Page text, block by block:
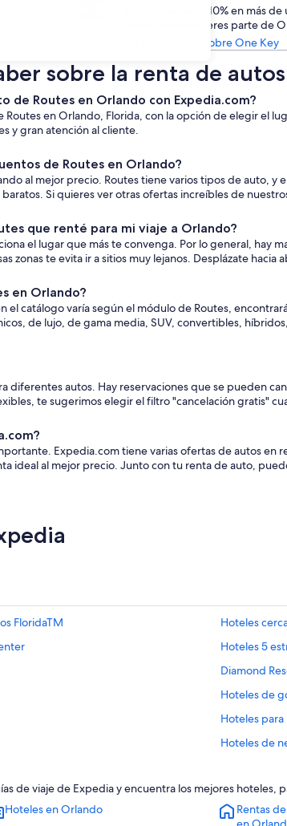
Ahorra desde un 10% en más
rentas de auto si eres parte de
Ver información sobre One Key
sobre la renta de
de Routes en Orlando con Expedia.com?
en Orlando, Florida, con la opción de elegir el
y gran atención al cliente.
de Routes en Orlando?
al mejor precio. Routes tiene varios tipos de auto, y
Si quieres ver otras ofertas increíbles de
que renté para mi viaje a Orlando?
el lugar que más te convenga. Por lo general, hay
zonas te evita ir a sitios muy lejanos. Desplázate hacia
en Orlando?
el catálogo varía según el módulo de Routes,
de lujo, de gama media, SUV, convertibles,
diferentes autos. Hay reservaciones que se pueden
te sugerimos elegir el filtro "cancelación gratis"
Expedia.com tiene varias ofertas de autos
ideal al mejor precio. Junto con tu renta de auto,
FloridaTM
Hoteles
Hoteles 5
Diamond
Hoteles de
Hoteles
Hoteles de
Hoteles
Hoteles
de viaje de Expedia y encuentra los mejores hoteles,
Hoteles en Orlando
Rentas